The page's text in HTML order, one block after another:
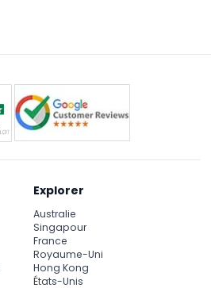
Explorer
Australie
Singapour
France
Royaume-Uni
Hong Kong
États-Unis